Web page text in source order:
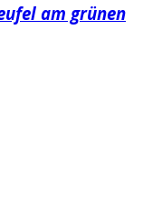
am grünen